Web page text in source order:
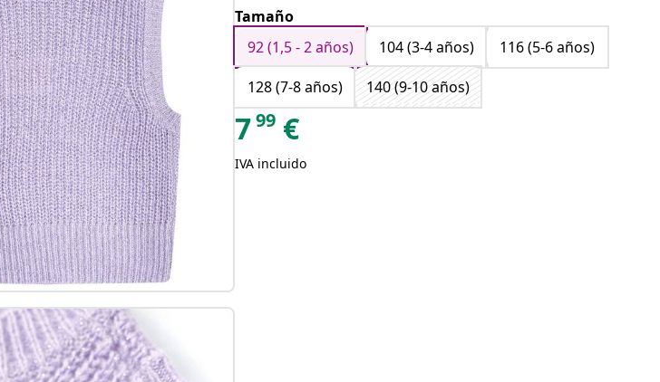
Tamaño
92 (1,5 - 2 años)
104 (3-4 años)
116 (5-6 años)
128 (7-8 años)
140 (9-10 años)
799 €
IVA incluido